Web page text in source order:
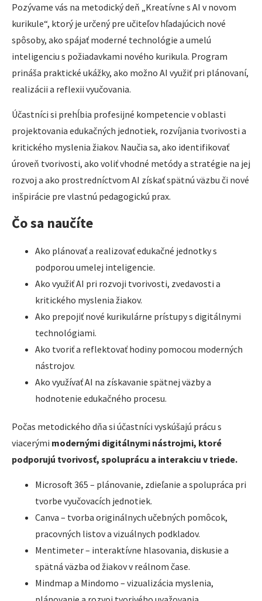
Pozývame vás na metodický deň „Kreatívne s AI v novom
kurikule“, ktorý je určený pre učiteľov hľadajúcich nové
spôsoby, ako spájať moderné technológie a umelú
inteligenciu s požiadavkami nového kurikula. Program
prináša praktické ukážky, ako možno AI využiť pri plánovaní,
realizácii a reflexii vyučovania.
Účastníci si prehĺbia profesijné kompetencie v oblasti
projektovania edukačných jednotiek, rozvíjania tvorivosti a
kritického myslenia žiakov. Naučia sa, ako identifikovať
úroveň tvorivosti, ako voliť vhodné metódy a stratégie na jej
rozvoj a ako prostredníctvom AI získať spätnú väzbu či nové
inšpirácie pre vlastnú pedagogickú prax.
Čo sa naučíte
Ako plánovať a realizovať edukačné jednotky s
podporou umelej inteligencie.
Ako využiť AI pri rozvoji tvorivosti, zvedavosti a
kritického myslenia žiakov.
Ako prepojiť nové kurikulárne prístupy s digitálnymi
technológiami.
Ako tvoriť a reflektovať hodiny pomocou moderných
nástrojov.
Ako využívať AI na získavanie spätnej väzby a
hodnotenie edukačného procesu.
Počas metodického dňa si účastníci vyskúšajú prácu s
viacerými modernými digitálnymi nástrojmi, ktoré
podporujú tvorivosť, spoluprácu a interakciu v triede.
Microsoft 365 – plánovanie, zdieľanie a spolupráca pri
tvorbe vyučovacích jednotiek.
Canva – tvorba originálnych učebných pomôcok,
pracovných listov a vizuálnych podkladov.
Mentimeter – interaktívne hlasovania, diskusie a
spätná väzba od žiakov v reálnom čase.
Mindmap a Mindomo – vizualizácia myslenia,